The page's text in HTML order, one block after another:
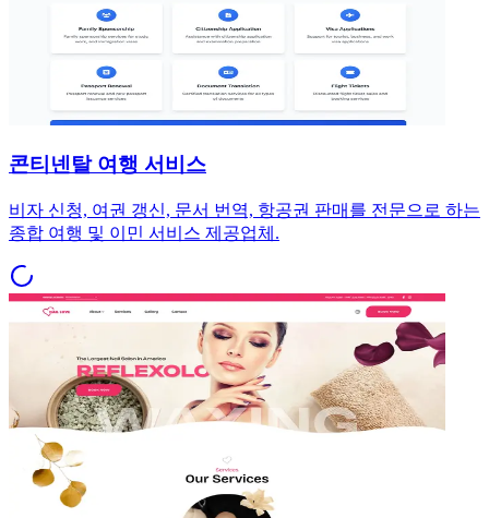
콘티넨탈 여행 서비스
비자 신청, 여권 갱신, 문서 번역, 항공권 판매를 전문으로 하는
종합 여행 및 이민 서비스 제공업체.